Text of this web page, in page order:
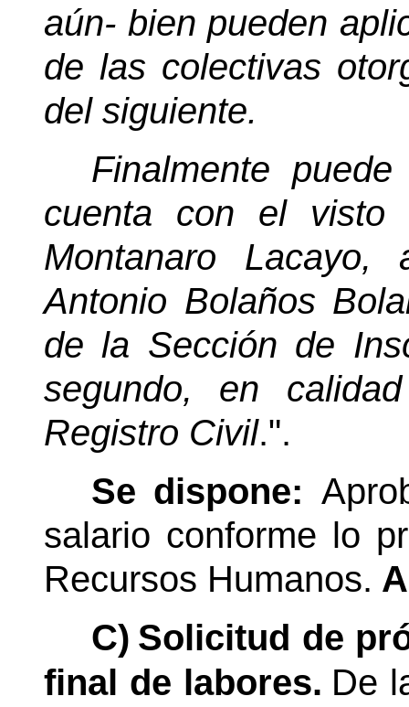
aún- bien pueden
de las colectivas
del siguiente.
Finalmente
cuenta con el visto
Montanaro
Antonio Bolaños
de la Sección de
segundo, en
Registro Civil.".
Se dispone:
salario conforme lo
Recursos Humanos.
C) Solicitud de
final de labores. De